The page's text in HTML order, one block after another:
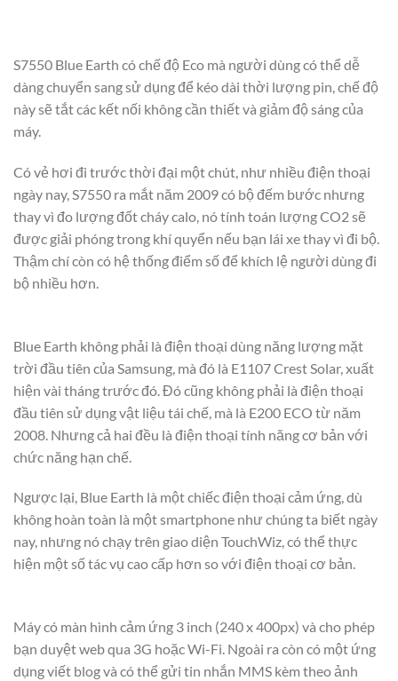
S7550 Blue Earth có chế độ Eco mà người dùng có thể dễ
dàng chuyển sang sử dụng để kéo dài thời lượng pin, chế độ
này sẽ tắt các kết nối không cần thiết và giảm độ sáng của
máy.
Có vẻ hơi đi trước thời đại một chút, như nhiều điện thoại
ngày nay, S7550 ra mắt năm 2009 có bộ đếm bước nhưng
thay vì đo lượng đốt cháy calo, nó tính toán lượng CO2 sẽ
được giải phóng trong khí quyển nếu bạn lái xe thay vì đi bộ.
Thậm chí còn có hệ thống điểm số để khích lệ người dùng đi
bộ nhiều hơn.
Blue Earth không phải là điện thoại dùng năng lượng mặt
trời đầu tiên của Samsung, mà đó là E1107 Crest Solar, xuất
hiện vài tháng trước đó. Đó cũng không phải là điện thoại
đầu tiên sử dụng vật liệu tái chế, mà là E200 ECO từ năm
2008. Nhưng cả hai đều là điện thoại tính năng cơ bản với
chức năng hạn chế.
Ngược lại, Blue Earth là một chiếc điện thoại cảm ứng, dù
không hoàn toàn là một smartphone như chúng ta biết ngày
nay, nhưng nó chạy trên giao diện TouchWiz, có thể thực
hiện một số tác vụ cao cấp hơn so với điện thoại cơ bản.
Máy có màn hình cảm ứng 3 inch (240 x 400px) và cho phép
bạn duyệt web qua 3G hoặc Wi-Fi. Ngoài ra còn có một ứng
dụng viết blog và có thể gửi tin nhắn MMS kèm theo ảnh